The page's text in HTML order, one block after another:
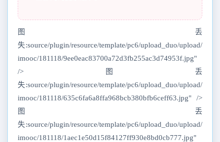
图丢
失:source/plugin/resource/template/pc6/upload_duo/upload/
imooc/181118/9ee0eac83700a72d3fb255ac3d74953f.jpg"
/>图丢
失:source/plugin/resource/template/pc6/upload_duo/upload/
imooc/181118/635c6fa6a8ffa968bcb380bfb6ceff63.jpg" />
图丢
失:source/plugin/resource/template/pc6/upload_duo/upload/
imooc/181118/1aec1e50d15f84127ff930e8bd0cb777.jpg"